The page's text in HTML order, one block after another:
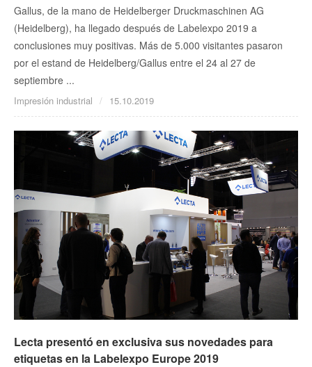
Gallus, de la mano de Heidelberger Druckmaschinen AG
(Heidelberg), ha llegado después de Labelexpo 2019 a
conclusiones muy positivas. Más de 5.000 visitantes pasaron
por el estand de Heidelberg/Gallus entre el 24 al 27 de
septiembre ...
Impresión industrial 15.10.2019
Lecta presentó en exclusiva sus novedades para
etiquetas en la Labelexpo Europe 2019